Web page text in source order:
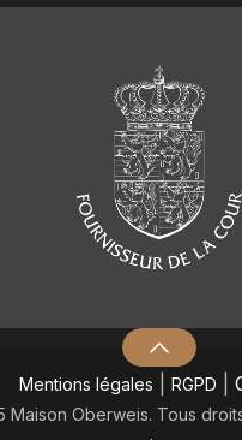
Mentions légales RGPD
Maison Oberweis. Tous